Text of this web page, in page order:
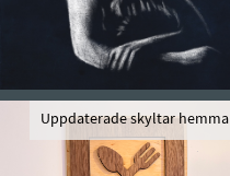
Uppdaterade skyltar hemma